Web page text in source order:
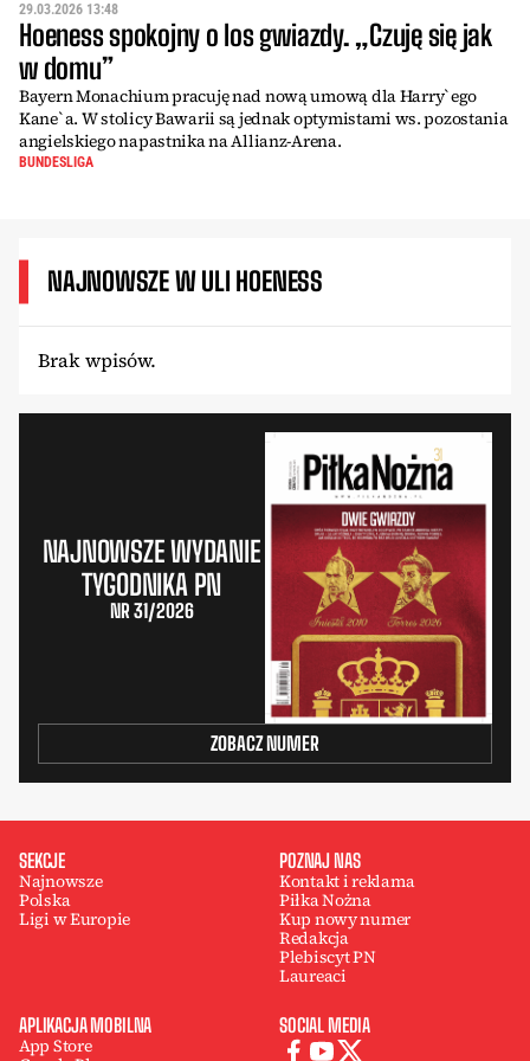
29.03.2026 13:48
Hoeness spokojny o los gwiazdy. „Czuję się jak
w domu”
Bayern Monachium pracuję nad nową umową dla Harry`ego
Kane`a. W stolicy Bawarii są jednak optymistami ws. pozostania
angielskiego napastnika na Allianz-Arena.
BUNDESLIGA
NAJNOWSZE W ULI HOENESS
Brak wpisów.
NAJNOWSZE WYDANIE
TYGODNIKA PN
NR 31/2026
ZOBACZ NUMER
SEKCJE
Najnowsze
Polska
Ligi w Europie
POZNAJ NAS
Kontakt i reklama
Piłka Nożna
Kup nowy numer
Redakcja
Plebiscyt PN
Laureaci
APLIKACJA MOBILNA
App Store
SOCIAL MEDIA